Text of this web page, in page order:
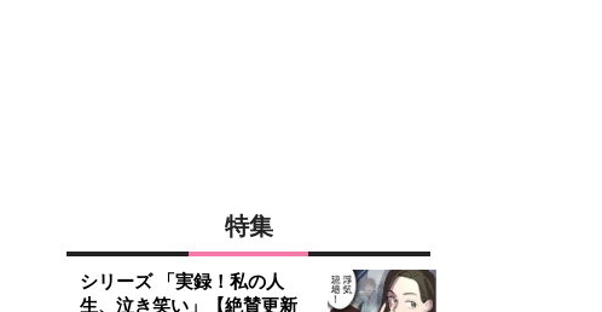
特集
シリーズ 「実録！私の人
生、泣き笑い」【絶賛更新